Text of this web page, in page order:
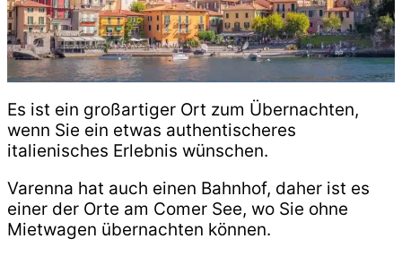
Es ist ein großartiger Ort zum Übernachten,
wenn Sie ein etwas authentischeres
italienisches Erlebnis wünschen.
Varenna hat auch einen Bahnhof, daher ist es
einer der Orte am Comer See, wo Sie ohne
Mietwagen übernachten können.